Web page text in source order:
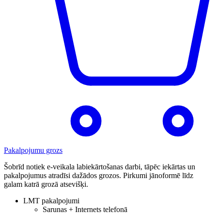
Pakalpojumu grozs
Šobrīd notiek e-veikala labiekārtošanas darbi, tāpēc iekārtas un
pakalpojumus atradīsi dažādos grozos. Pirkumi jānoformē līdz
galam katrā grozā atsevišķi.
LMT pakalpojumi
Sarunas + Internets telefonā